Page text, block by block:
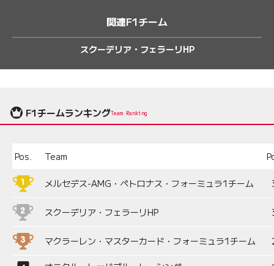
関連F1チーム
スクーデリア・フェラーリHP
F1チームランキングTeam Ranking
Pos. Team
メルセデス-AMG・ペトロナス・フォーミュラ1チーム
スクーデリア・フェラーリHP
マクラーレン・マスターカード・フォーミュラ1チーム